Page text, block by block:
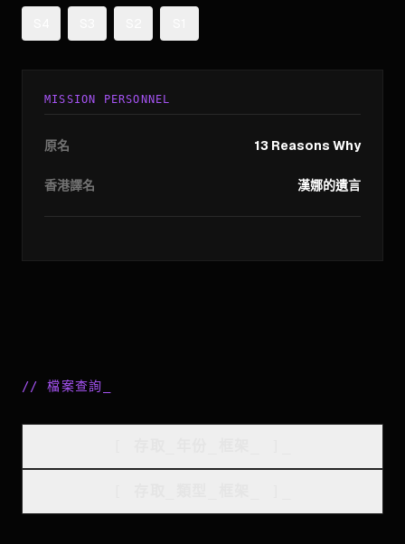
MISSION PERSONNEL
原名 13 Reasons Why
香港譯名 漢娜的遺言
//檔案查詢